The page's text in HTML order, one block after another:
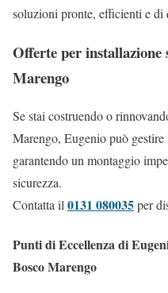
soluzioni pronte, efficienti e
Offerte per installazione
Marengo
Se stai costruendo o
Marengo, Eugenio può
garantendo un montaggio
sicurezza.
Contatta il0131 080035per
Punti di Eccellenza di
Bosco Marengo